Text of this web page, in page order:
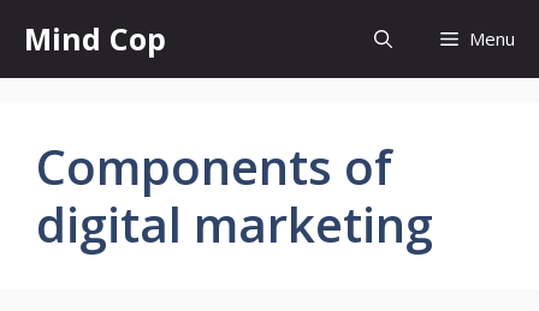
content
Mind Cop Menu
Components of
digital marketing